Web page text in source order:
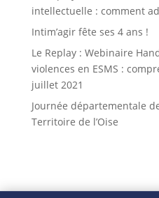
intellectuelle : comment
Intim’agir fête ses 4 ans !
Le Replay : Webinaire
violences en ESMS :
juillet 2021
Journée départementale
Territoire de l’Oise